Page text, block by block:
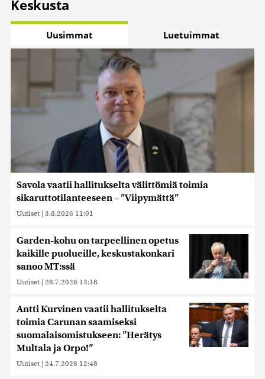
Keskusta
Uusimmat Luetuimmat
Savola vaatii hallitukselta välittömiä toimia
sikaruttotilanteeseen – ”Viipymättä”
Uutiset | 3.8.2026 11:01
Garden-kohu on tarpeellinen opetus
kaikille puolueille, keskustakonkari
sanoo MT:ssä
Uutiset | 28.7.2026 13:18
Antti Kurvinen vaatii hallitukselta
toimia Carunan saamiseksi
suomalaisomistukseen: ”Herätys
Multala ja Orpo!”
Uutiset | 24.7.2026 12:48